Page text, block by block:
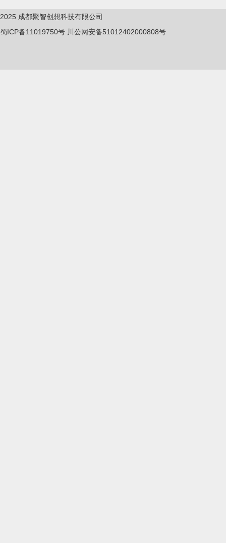
2025 成都聚智创想科技有限公司
蜀ICP备11019750号 川公网安备51012402000808号